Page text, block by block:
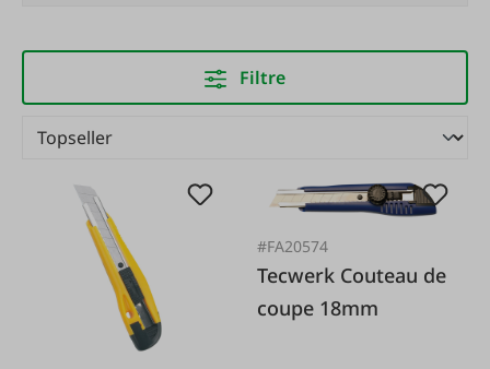
Filtre
#FA20574
Tecwerk Couteau de
coupe 18mm